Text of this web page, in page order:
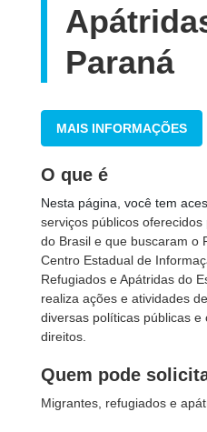
Paraná
MAIS INFORMAÇÕES
O que é
Nesta página, você tem
serviços públicos
do Brasil e que buscaram o
Centro Estadual de
Refugiados e Apátridas do
realiza ações e atividades
diversas políticas públicas
direitos.
Quem pode
Migrantes, refugiados e